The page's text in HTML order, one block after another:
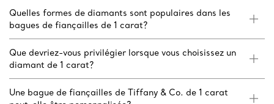
Quelles formes de diamants sont populaires dans les
bagues de fiançailles de 1 carat?
Que devriez-vous privilégier lorsque vous choisissez un
diamant de 1 carat?
Une bague de fiançailles de Tiffany & Co. de 1 carat